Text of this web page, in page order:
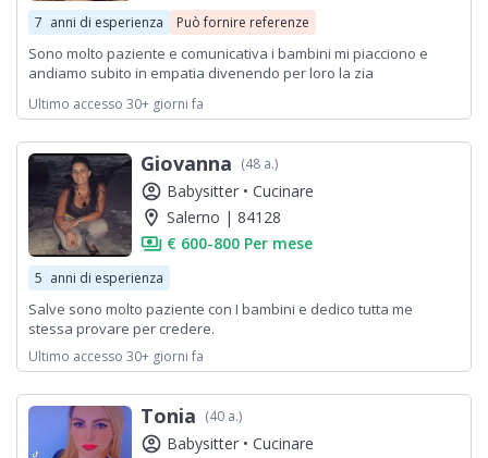
7 anni di esperienza Può fornire referenze
Sono molto paziente e comunicativa i bambini mi piacciono e
andiamo subito in empatia divenendo per loro la zia
neonati diventano ometti e donnine.
Ultimo accesso 30+ giorni fa
Giovanna (48 a.)
account_circle Babysitter • Cucinare
location_on Salerno | 84128
payments € 600-800 Per mese
5 anni di esperienza
Salve sono molto paziente con I bambini e dedico tutta me
stessa provare per credere.
Ultimo accesso 30+ giorni fa
Tonia (40 a.)
account_circle Babysitter • Cucinare